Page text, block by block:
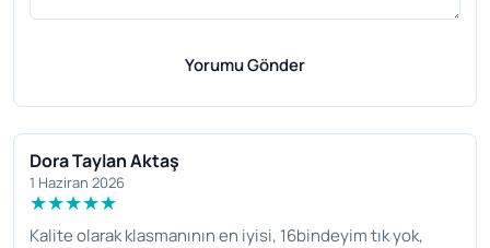
Yorumu Gönder
Dora Taylan Aktaş
1 Haziran 2026
★★★★★
Kalite olarak klasmanının en iyisi, 16bindeyim tık yok,